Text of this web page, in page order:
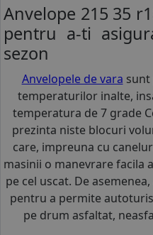
Anvelope 215 35
pentru a-ti
sezon
Anvelopele de vara sunt
temperaturilor inalte,
temperatura de 7 grade
prezinta niste blocuri
care, impreuna cu
masinii o manevrare facila
pe cel uscat. De
pentru a permite
pe drum asfaltat,